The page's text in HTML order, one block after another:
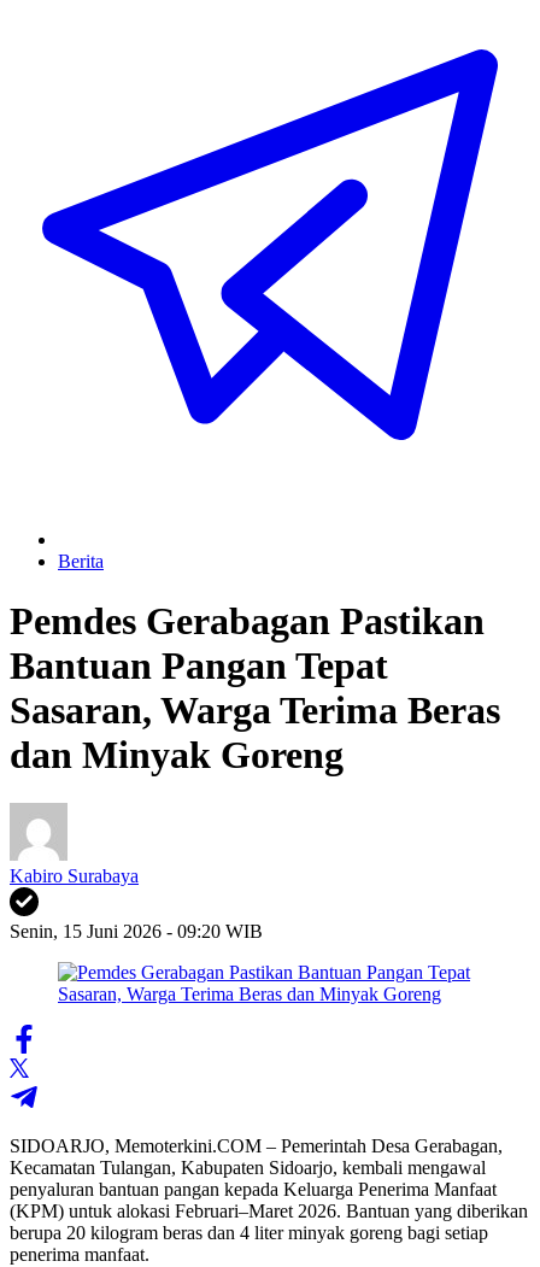
Berita
Pemdes Gerabagan Pastikan
Bantuan Pangan Tepat
Sasaran, Warga Terima Beras
dan Minyak Goreng
Kabiro Surabaya
Senin, 15 Juni 2026 - 09:20 WIB
SIDOARJO, Memoterkini.COM – Pemerintah Desa Gerabagan,
Kecamatan Tulangan, Kabupaten Sidoarjo, kembali mengawal
penyaluran bantuan pangan kepada Keluarga Penerima Manfaat
(KPM) untuk alokasi Februari–Maret 2026. Bantuan yang diberikan
berupa 20 kilogram beras dan 4 liter minyak goreng bagi setiap
penerima manfaat.